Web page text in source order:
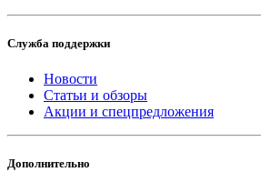
Служба поддержки
Новости
Статьи и обзоры
Акции и спецпредложения
Дополнительно